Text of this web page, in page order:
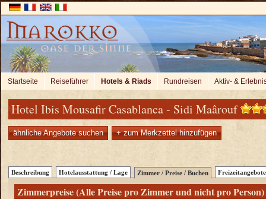
Startseite Reiseführer Hotels & Riads Rundreisen Aktiv- &
Hotel Ibis Mousafir Casablanca - Sidi Maârouf
ähnliche Angebote suchen + zum Merkzettel hinzufügen
Beschreibung Hotelausstattung / Lage Zimmer / Preise / Buchen Freizeitangebote
Zimmerpreise (Alle Preise pro Zimmer und nicht pro Person)